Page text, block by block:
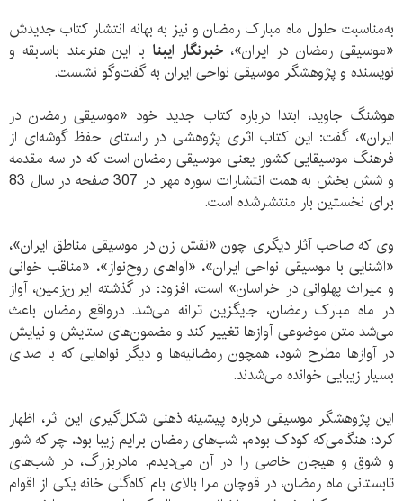
به‌مناسبت حلول ماه مبارک رمضان و نیز به بهانه انتشار کتاب جدیدش
«موسیقی رمضان در ایران»،خبرنگار ایبنا با این هنرمند باسابقه و
نویسنده و پژوهشگر موسیقی نواحی ایران به گفت‌وگو نشست.
هوشنگ جاوید، ابتدا درباره کتاب جدید خود «موسیقی رمضان در
ایران»، گفت: این کتاب اثری پژوهشی در راستای حفظ گوشه‌ای از
فرهنگ موسیقایی کشور یعنی موسیقی رمضان است که در سه مقدمه
و شش بخش به همت انتشارات سوره مهر در 307 صفحه در سال 83
برای نخستین بار منتشرشده است.
وی که صاحب آثار دیگری چون «نقش زن در موسیقی مناطق ایران»،
«آشنایی با موسیقی نواحی ایران»، «آواهای روح‌نواز»، «مناقب خوانی
و میراث پهلوانی در خراسان» است، افزود: در گذشته ایران‌زمین، آواز
در ماه مبارک رمضان، جایگزین ترانه می‌شد. درواقع رمضان باعث
می‌شد متن موضوعی آوازها تغییر کند و مضمون‌های ستایش و نیایش
در آوازها مطرح شود، همچون رمضانیه‌ها و دیگر نواهایی که با صدای
بسیار زیبایی خوانده می‌شدند.
این پژوهشگر موسیقی درباره پیشینه ذهنی شکل‌گیری این اثر، اظهار
کرد: هنگامی‌که کودک بودم، شب‌های رمضان برایم زیبا بود، چراکه شور
و شوق و هیجان خاصی را در آن می‌دیدم. مادربزرگ، در شب‌های
تابستانی ماه رمضان، در قوچان مرا بالای بام کاه‌گلی خانه یکی از اقوام